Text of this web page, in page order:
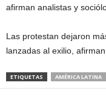
afirman analistas y
Las protestan dejaron
lanzadas al exilio,
ETIQUETAS AMÉRICA LATINA